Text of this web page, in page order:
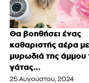
Θα βοηθήσει ένας
καθαριστής αέρα
μυρωδιά της άμμου
γάτας...
25 Αυγούστου, 2024